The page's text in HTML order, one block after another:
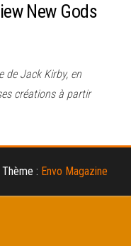
New Gods
de Jack Kirby, en
créations à partir
Thème : Envo Magazine